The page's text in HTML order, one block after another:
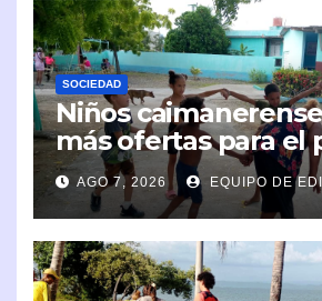
SOCIEDAD
Niños
más ofertas para el
infantil
AGO 7, 2026 EQUIPO DE